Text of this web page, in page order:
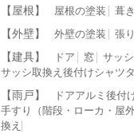
【屋根】 屋根の塗装 葺
【外壁】 外壁の塗装 張
【建具】 ドア 窓
サッ
サッシ取換え後付けシャツ
【雨戸】
ドアアルミ後付
手すり（階段・ローカ・屋
換え